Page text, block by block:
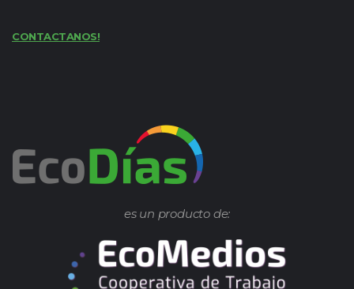
CONTACTANOS!
es un producto de: